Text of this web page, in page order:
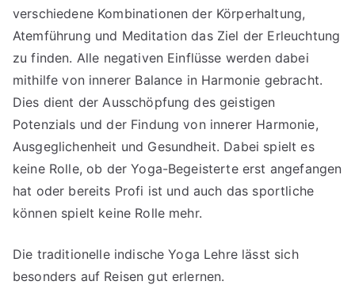
verschiedene Kombinationen der Körperhaltung,
Atemführung und Meditation das Ziel der Erleuchtung
zu finden. Alle negativen Einflüsse werden dabei
mithilfe von innerer Balance in Harmonie gebracht.
Dies dient der Ausschöpfung des geistigen
Potenzials und der Findung von innerer Harmonie,
Ausgeglichenheit und Gesundheit. Dabei spielt es
keine Rolle, ob der Yoga-Begeisterte erst angefangen
hat oder bereits Profi ist und auch das sportliche
können spielt keine Rolle mehr.
Die traditionelle indische Yoga Lehre lässt sich
besonders auf Reisen gut erlernen.